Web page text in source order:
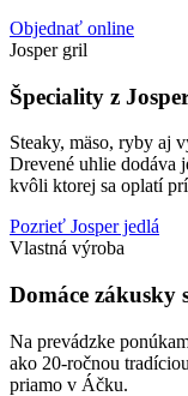
Objednať online
Josper gril
Špeciality z
Steaky, mäso, ryby aj
Drevené uhlie dodáva
kvôli ktorej sa oplatí
Pozrieť Josper jedlá
Vlastná výroba
Domáce zákusky
Na prevádzke
ako 20-ročnou
priamo v Áčku.